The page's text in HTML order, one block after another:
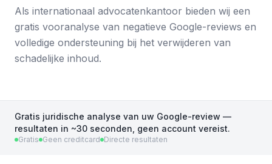
Als internationaal advocatenkantoor bieden wij een
gratis vooranalyse van negatieve Google-reviews en
volledige ondersteuning bij het verwijderen van
schadelijke inhoud.
Gratis juridische analyse van uw Google-review —
resultaten in ~30 seconden, geen account vereist.
Gratis Geen creditcard Directe resultaten